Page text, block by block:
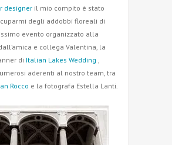
designer il mio compito è stato
degli addobbi floreali di
evento organizzato alla
e collega Valentina, la
di Italian Lakes Wedding ,
aderenti al nostro team, tra
Rocco e la fotografa Estella Lanti.